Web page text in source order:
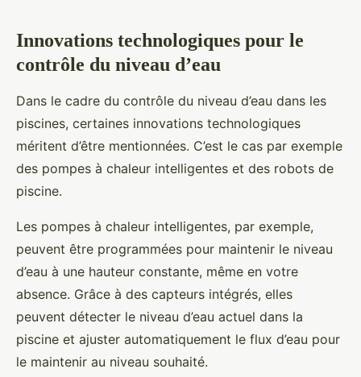
Innovations technologiques pour le
contrôle du niveau d’eau
Dans le cadre du contrôle du niveau d’eau dans les
piscines, certaines innovations technologiques
méritent d’être mentionnées. C’est le cas par exemple
des pompes à chaleur intelligentes et des robots de
piscine.
Les pompes à chaleur intelligentes, par exemple,
peuvent être programmées pour maintenir le niveau
d’eau à une hauteur constante, même en votre
absence. Grâce à des capteurs intégrés, elles
peuvent détecter le niveau d’eau actuel dans la
piscine et ajuster automatiquement le flux d’eau pour
le maintenir au niveau souhaité.